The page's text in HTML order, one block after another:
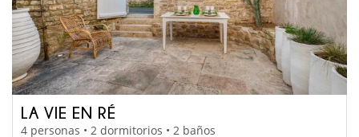
LA VIE EN RÉ
4 personas • 2 dormitorios • 2 baños